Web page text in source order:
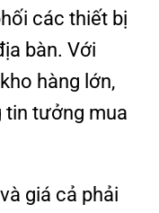
các thiết bị
bàn. Với
hàng lớn,
tin tưởng mua
giá cả phải